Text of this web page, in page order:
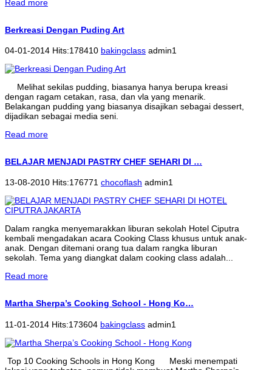
Read more
Berkreasi Dengan Puding Art
04-01-2014 Hits:178410 bakingclass admin1
Melihat sekilas pudding, biasanya hanya berupa kreasi
dengan ragam cetakan, rasa, dan vla yang menarik.
Belakangan pudding yang biasanya disajikan sebagai dessert,
dijadikan sebagai media seni.
Read more
BELAJAR MENJADI PASTRY CHEF SEHARI DI …
13-08-2010 Hits:176771 chocoflash admin1
Dalam rangka menyemarakkan liburan sekolah Hotel Ciputra
kembali mengadakan acara Cooking Class khusus untuk anak-
anak. Dengan ditemani orang tua dalam rangka liburan
sekolah. Tema yang diangkat dalam cooking class adalah...
Read more
Martha Sherpa’s Cooking School - Hong Ko…
11-01-2014 Hits:173604 bakingclass admin1
Top 10 Cooking Schools in Hong Kong Meski menempati